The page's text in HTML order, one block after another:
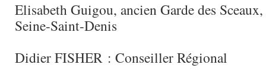
Elisabeth Guigou, ancien Garde des
Seine-Saint-Denis
Didier FISHER : Conseiller Régional